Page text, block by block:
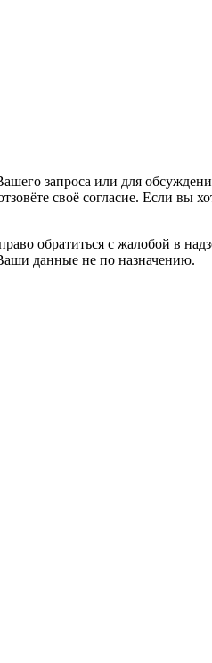
запроса или для
своё согласие. Если
обратиться с жалобой в
данные не по назначению.